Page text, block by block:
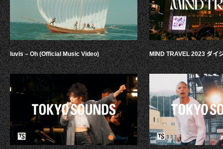
luvis – Oh (Official Music Video) MIND TRAVEL 2023 ダイ